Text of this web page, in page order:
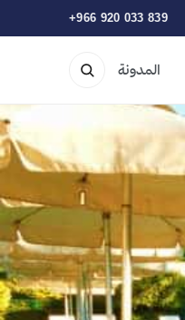
+966 920 033 839
المدونة